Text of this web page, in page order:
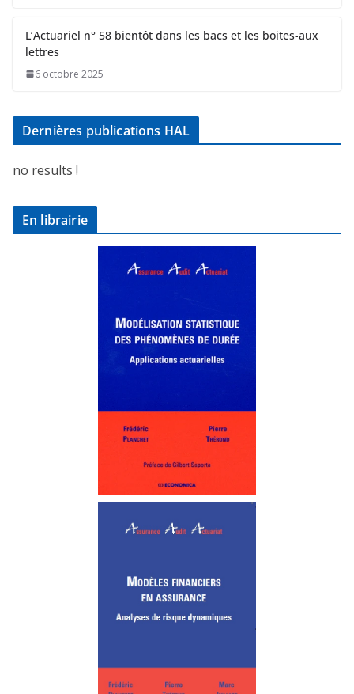
L’Actuariel n° 58 bientôt dans les bacs et les boites-aux
lettres
6 octobre 2025
Dernières publications HAL
no results !
En librairie